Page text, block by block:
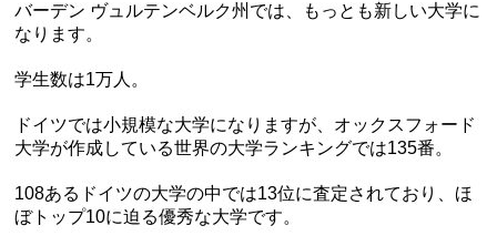
バーデン ヴュルテンベルク州では、もっとも新しい大学に
なります。
学生数は1万人。
ドイツでは小規模な大学になりますが、オックスフォード
大学が作成している世界の大学ランキングでは135番。
108あるドイツの大学の中では13位に査定されており、ほ
ぼトップ10に迫る優秀な大学です。